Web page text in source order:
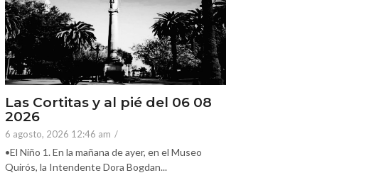
Las Cortitas y al pié del 06 08
2026
6 agosto, 2026 12:46 am /
•El Niño 1. En la mañana de ayer, en el Museo
Quirós, la Intendente Dora Bogdan...